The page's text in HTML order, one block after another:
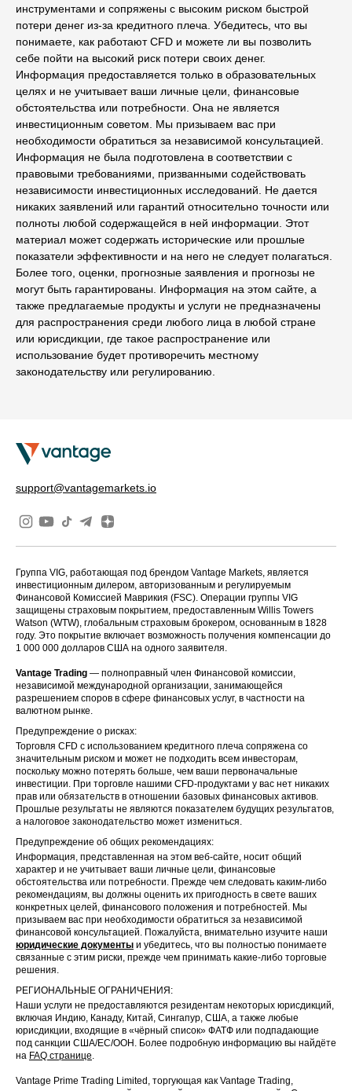
инструментами и сопряжены с высоким риском быстрой
потери денег из-за кредитного плеча. Убедитесь, что вы
понимаете, как работают CFD и можете ли вы позволить
себе пойти на высокий риск потери своих денег.
Информация предоставляется только в образовательных
целях и не учитывает ваши личные цели, финансовые
обстоятельства или потребности. Она не является
инвестиционным советом. Мы призываем вас при
необходимости обратиться за независимой консультацией.
Информация не была подготовлена ​​в соответствии с
правовыми требованиями, призванными содействовать
независимости инвестиционных исследований. Не дается
никаких заявлений или гарантий относительно точности или
полноты любой содержащейся в ней информации. Этот
материал может содержать исторические или прошлые
показатели эффективности и на него не следует полагаться.
Более того, оценки, прогнозные заявления и прогнозы не
могут быть гарантированы. Информация на этом сайте, а
также предлагаемые продукты и услуги не предназначены
для распространения среди любого лица в любой стране
или юрисдикции, где такое распространение или
использование будет противоречить местному
законодательству или регулированию.
support@vantagemarkets.io
Группа VIG, работающая под брендом Vantage Markets, является
инвестиционным дилером, авторизованным и регулируемым
Финансовой Комиссией Маврикия (FSC). Операции группы VIG
защищены страховым покрытием, предоставленным Willis Towers
Watson (WTW), глобальным страховым брокером, основанным в 1828
году. Это покрытие включает возможность получения компенсации до
1 000 000 долларов США на одного заявителя.
Vantage Trading — полноправный член Финансовой комиссии,
независимой международной организации, занимающейся
разрешением споров в сфере финансовых услуг, в частности на
валютном рынке.
Предупреждение о рисках:
Торговля CFD с использованием кредитного плеча сопряжена со
значительным риском и может не подходить всем инвесторам,
поскольку можно потерять больше, чем ваши первоначальные
инвестиции. При торговле нашими CFD-продуктами у вас нет никаких
прав или обязательств в отношении базовых финансовых активов.
Прошлые результаты не являются показателем будущих результатов,
а налоговое законодательство может измениться.
Предупреждение об общих рекомендациях:
Информация, представленная на этом веб-сайте, носит общий
характер и не учитывает ваши личные цели, финансовые
обстоятельства или потребности. Прежде чем следовать каким-либо
рекомендациям, вы должны оценить их пригодность в свете ваших
конкретных целей, финансового положения и потребностей. Мы
призываем вас при необходимости обратиться за независимой
финансовой консультацией. Пожалуйста, внимательно изучите наши
юридические документы и убедитесь, что вы полностью понимаете
связанные с этим риски, прежде чем принимать какие-либо торговые
решения.
РЕГИОНАЛЬНЫЕ ОГРАНИЧЕНИЯ:
Наши услуги не предоставляются резидентам некоторых юрисдикций,
включая Индию, Канаду, Китай, Сингапур, США, а также любые
юрисдикции, входящие в «чёрный список» ФАТФ или подпадающие
под санкции США/ЕС/ООН. Более подробную информацию вы найдёте
на FAQ странице.
Vantage Prime Trading Limited, торгующая как Vantage Trading,